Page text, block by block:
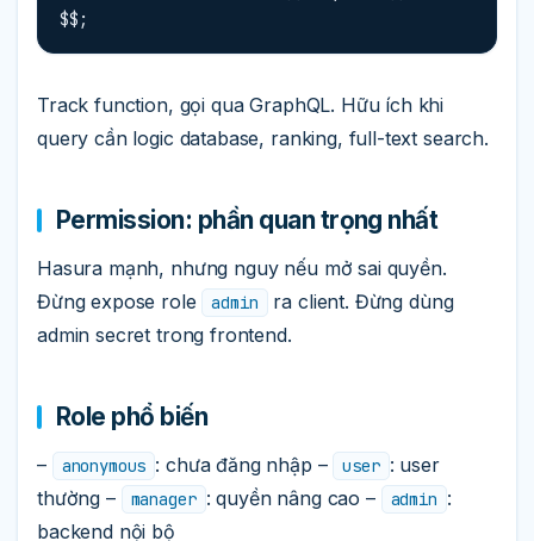
$$;
Track function, gọi qua GraphQL. Hữu ích khi
query cần logic database, ranking, full-text search.
Permission: phần quan trọng nhất
Hasura mạnh, nhưng nguy nếu mở sai quyền.
Đừng expose role
admin
ra client. Đừng dùng
admin secret trong frontend.
Role phổ biến
– anonymous : chưa đăng nhập – user : user
thường –
manager : quyền nâng cao – admin :
backend nội bộ